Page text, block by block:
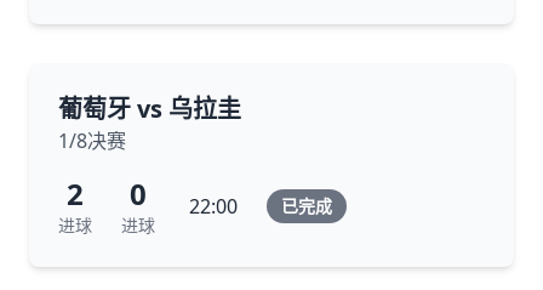
葡萄牙 vs 乌拉圭
1/8决赛
2
进球
0
进球
22:00 已完成